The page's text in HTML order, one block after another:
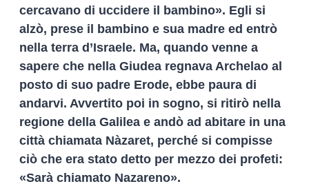
cercavano di uccidere il bambino». Egli si
alzò, prese il bambino e sua madre ed entrò
nella terra d’Israele. Ma, quando venne a
sapere che nella Giudea regnava Archelao al
posto di suo padre Erode, ebbe paura di
andarvi. Avvertito poi in sogno, si ritirò nella
regione della Galilea e andò ad abitare in una
città chiamata Nàzaret, perché si compisse
ciò che era stato detto per mezzo dei profeti:
«Sarà chiamato Nazareno».